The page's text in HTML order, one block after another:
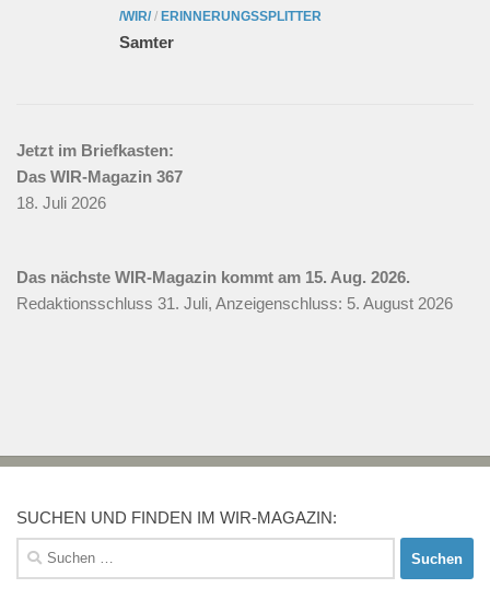
/WIR/ / ERINNERUNGSSPLITTER
Samter
Jetzt im Briefkasten:
Das WIR-Magazin 367
18. Juli 2026
Das nächste WIR-Magazin kommt am 15. Aug. 2026.
Redaktionsschluss 31. Juli, Anzeigenschluss: 5. August 2026
SUCHEN UND FINDEN IM WIR-MAGAZIN:
Suchen
nach: